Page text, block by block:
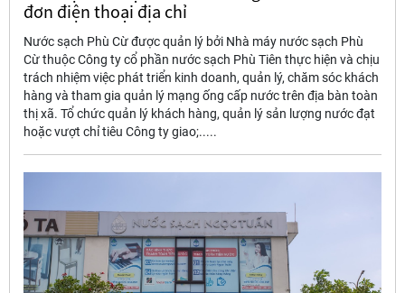
đơn điện thoại địa chỉ
Nước sạch Phù Cừ được quản lý bởi Nhà máy nước sạch Phù
Cừ thuộc Công ty cổ phần nước sạch Phù Tiên thực hiện và chịu
trách nhiệm việc phát triển kinh doanh, quản lý, chăm sóc khách
hàng và tham gia quản lý mạng ống cấp nước trên địa bàn toàn
thị xã. Tổ chức quản lý khách hàng, quản lý sản lượng nước đạt
hoặc vượt chỉ tiêu Công ty giao;.....